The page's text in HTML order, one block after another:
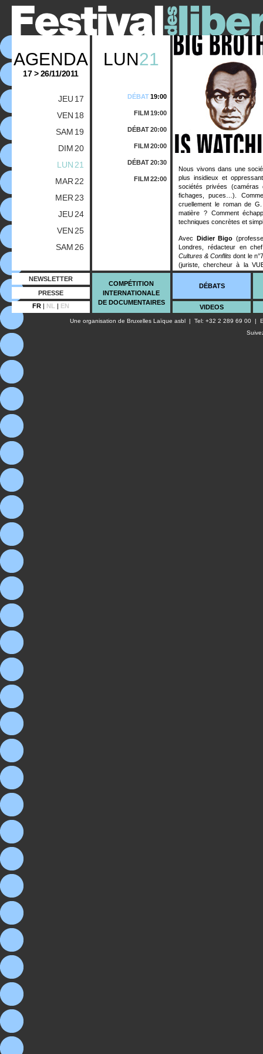
AGENDA
17 > 26/11/2011
JEU 17
VEN 18
SAM 19
DIM 20
LUN 21
MAR 22
MER 23
JEU 24
VEN 25
SAM 26
LUN21
DÉBAT19:00
FILM19:00
DÉBAT20:00
FILM20:00
DÉBAT20:30
FILM22:00
Nous vivons dans une
plus insidieux et
sociétés privées (caméras
fichages, puces…).
cruellement le roman de
matière ? Comment
techniques concrètes et
Avec Didier Bigo
Londres, rédacteur en
Cultures & Conflits dont le
(juriste, chercheur à la
nouvelles technologies),
Vrije Universiteit Brussel)
Partenariat : Center for
NEWSLETTER
PRESSE
FR | NL | EN
COMPÉTITION
INTERNATIONALE
DE DOCUMENTAIRES
DÉBATS
VIDEOS
Une organisation de Bruxelles Laïque asbl| Tel: +32 2 289 69 00 |